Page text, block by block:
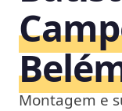
Montagem e